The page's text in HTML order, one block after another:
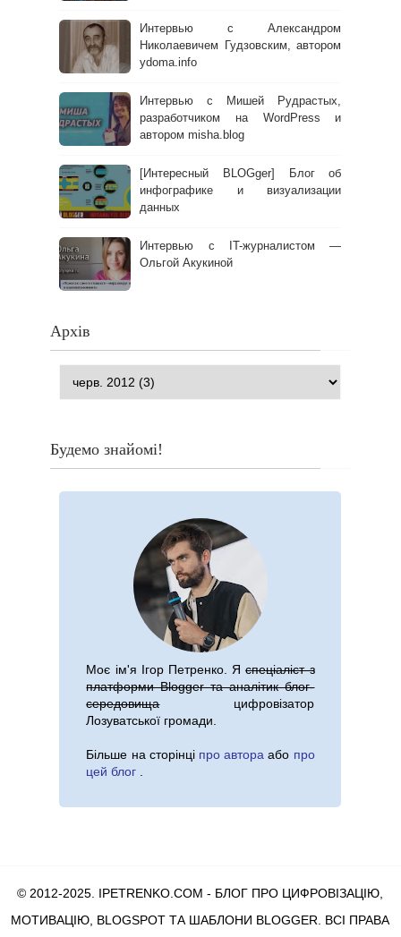
Интервью с Александром
Николаевичем Гудзовским, автором
ydoma.info
Интервью с Мишей Рудрастых,
разработчиком на WordPress и
автором misha.blog
[Интересный BLOGger] Блог об
инфографике и визуализации
данных
Интервью с IT-журналистом —
Ольгой Акукиной
Архів
Будемо знайомі!
Моє ім'я Ігор Петренко. Яспеціаліст з
платформи Blogger та аналітик блог-
середовищацифровізатор
Лозуватської громади.
Більше на сторінці про автораабо про
цей блог .
© 2012-2025. IPETRENKO.COM - БЛОГ ПРО ЦИФРОВІЗАЦІЮ,
МОТИВАЦІЮ, BLOGSPOT ТА ШАБЛОНИ BLOGGER. ВСІ ПРАВА